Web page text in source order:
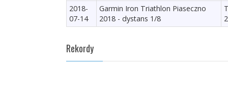
2018-
07-14
Garmin Iron Triathlon Piaseczno
2018 - dystans 1/8
Rekordy